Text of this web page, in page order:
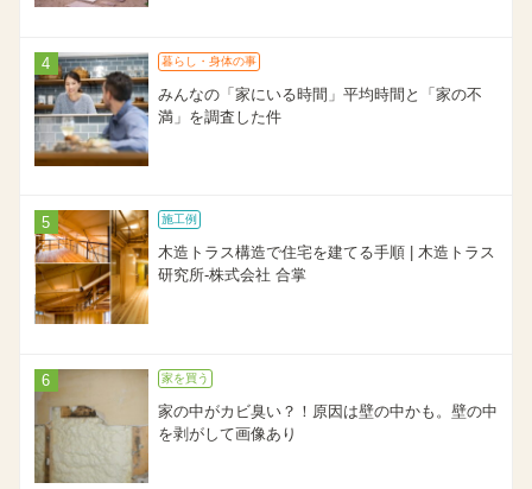
暮らし・身体の事
みんなの「家にいる時間」平均時間と「家の不
満」を調査した件
施工例
木造トラス構造で住宅を建てる手順 | 木造トラス
研究所-株式会社 合掌
家を買う
家の中がカビ臭い？！原因は壁の中かも。壁の中
を剥がして画像あり